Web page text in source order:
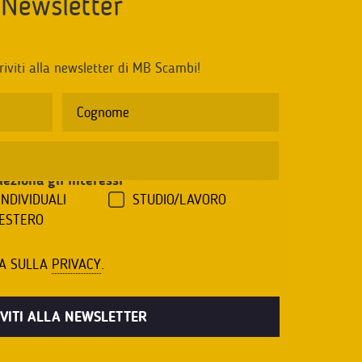
alla newsletter di MB Scambi!
gli interessi
STUDIO/LAVORO
SULLA PRIVACY.